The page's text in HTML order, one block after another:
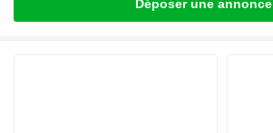
Déposer une annonce